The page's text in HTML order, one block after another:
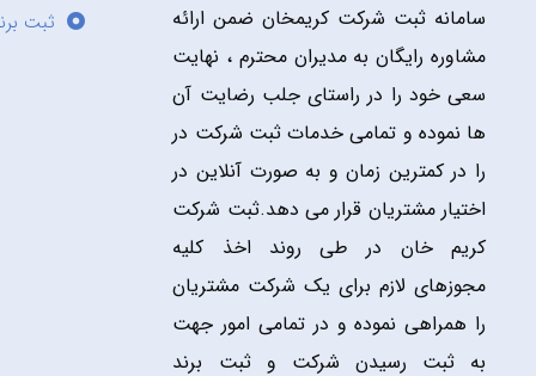
سامانه ثبت شرکت کریمخان ضمن ارائه
مشاوره رایگان به مدیران محترم ، نهایت
سعی خود را در راستای جلب رضایت آن
ها نموده و تمامی خدمات ثبت شرکت در
را در کمترین زمان و به صورت آنلاین در
اختیار مشتریان قرار می دهد.ثبت شرکت
کریم خان در طی روند اخذ کلیه
مجوزهای لازم برای یک شرکت مشتریان
را همراهی نموده و در تمامی امور جهت
به ثبت رسیدن شرکت و ثبت برند
ثبت